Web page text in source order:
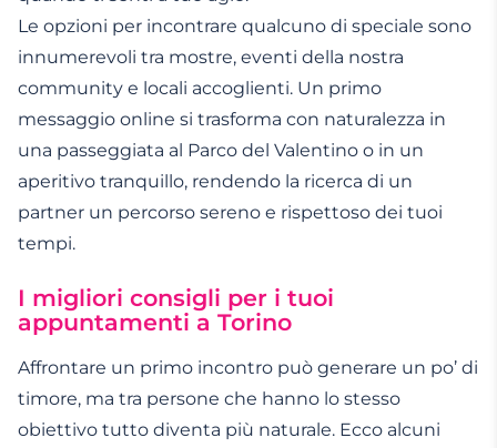
Le opzioni per incontrare qualcuno di speciale sono
innumerevoli tra mostre, eventi della nostra
community e locali accoglienti. Un primo
messaggio online si trasforma con naturalezza in
una passeggiata al Parco del Valentino o in un
aperitivo tranquillo, rendendo la ricerca di un
partner un percorso sereno e rispettoso dei tuoi
tempi.
I migliori consigli per i tuoi
appuntamenti a Torino
Affrontare un primo incontro può generare un po’ di
timore, ma tra persone che hanno lo stesso
obiettivo tutto diventa più naturale. Ecco alcuni